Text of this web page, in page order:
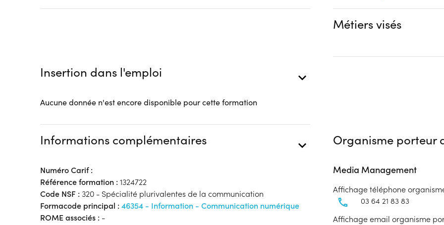
Métiers visés
Insertion dans l'emploi
Aucune donnée n'est encore disponible pour cette formation
Informations complémentaires
Numéro Carif :
Référence formation : 1324722
Code NSF : 320 - Spécialité plurivalentes de la communication
Formacode principal : 46354 - Information - Communication numérique
ROME associés : -
Organisme porteur
Media Management
Affichage téléphone
03 64 21 83 83
Affichage email organisme